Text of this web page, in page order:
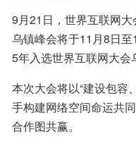
9月21日，世界互联网
乌镇峰会将于11月8日
5年入选世界互联网大会
本次大会将以“建设包容
手构建网络空间命运共
合作图共赢。